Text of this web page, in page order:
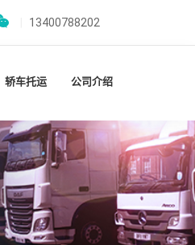
13400788202
轿车托运 公司介绍